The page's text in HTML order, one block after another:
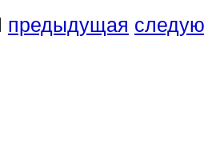
предыдущая